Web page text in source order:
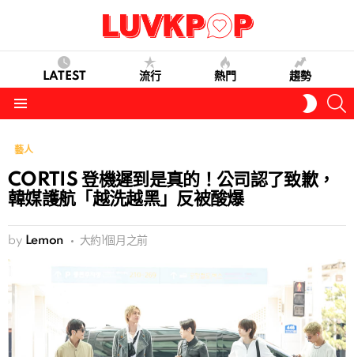
LATEST 流行 熱門 趨勢
SKIN
藝人
CORTIS 登機遲到是真的！公司認了致歉，
韓媒護航「越洗越黑」反被酸爆
by Lemon 大約1個月之前